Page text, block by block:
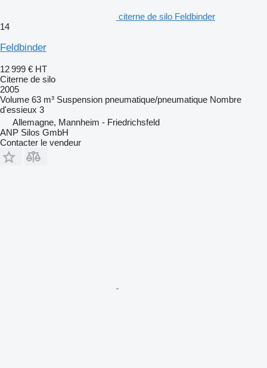
citerne de silo Feldbinder
14
Feldbinder
12 999 € HT
Citerne de silo
2005
Volume 63 m³ Suspension pneumatique/pneumatique Nombre
d'essieux 3
Allemagne, Mannheim - Friedrichsfeld
ANP Silos GmbH
Contacter le vendeur